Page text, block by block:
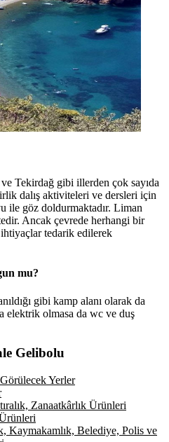
Tekirdağ gibi illerden çok sayıda
dalış aktiviteleri ve dersleri için
ile göz doldurmaktadır. Liman
Ancak çevrede herhangi bir
ihtiyaçlar tedarik edilerek
mu?
gibi kamp alanı olarak da
elektrik olmasa da wc ve duş
Gelibolu
Yerler
Zanaatkârlık Ürünleri
Kaymakamlık, Belediye, Polis ve